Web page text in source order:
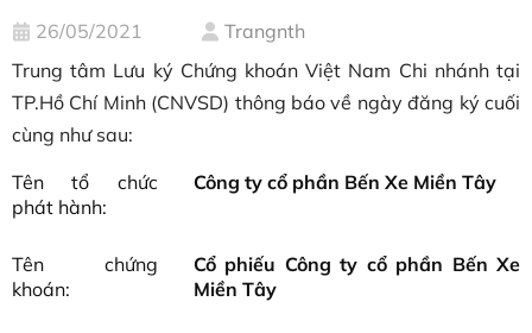
26/05/2021
Trangnth
Trung tâm Lưu ký Chứng khoán Việt Nam Chi nhánh tại
TP.Hồ Chí Minh (CNVSD) thông báo về ngày đăng ký cuối
cùng như sau:
Tên tổ chức
phát hành:
Công ty cổ phần Bến Xe Miền Tây
Tên chứng
khoán:
Cổ phiếu Công ty cổ phần Bến Xe
Miền Tây